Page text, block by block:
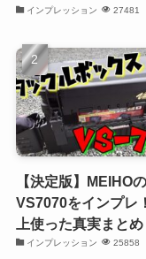
インプレッション 27481
【決定版】MEIHOの
VS7070をインプレ
上使った真実まとめ
インプレッション 25858